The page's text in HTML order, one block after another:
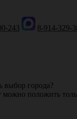
243 8-914-329-
выбор города?
положить